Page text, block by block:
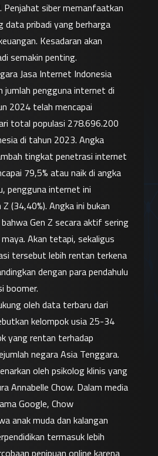
Penjahat siber memanfaatkan
data pribadi yang berharga
Kesadaran akan
semakin penting.
Jasa Internet Indonesia
jumlah pengguna internet di
2024 telah mencapai
total populasi 278.696.200
di tahun 2023. Angka
tingkat penetrasi internet
79,5% atau naik di angka
pengguna internet ini
(34,40%). Angka ini bukan
Gen Z secara aktif sering
Akan tetapi, sekaligus
tersebut lebih rentan terkena
dengan para pendahulu
boomer.
oleh data terbaru dari
kelompok usia 25-34
yang rentan terhadap
negara Asia Tenggara.
oleh psikolog klinis yang
Annabelle Chow. Dalam media
Google, Chow
anak muda dan kalangan
termasuk lebih
penipuan online karena